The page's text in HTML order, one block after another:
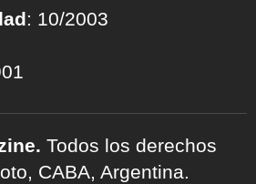
: 10/2003
Todos los derechos
CABA, Argentina.